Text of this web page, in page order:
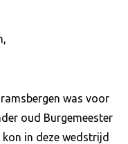
was voor
oud Burgemeester
in deze wedstrijd